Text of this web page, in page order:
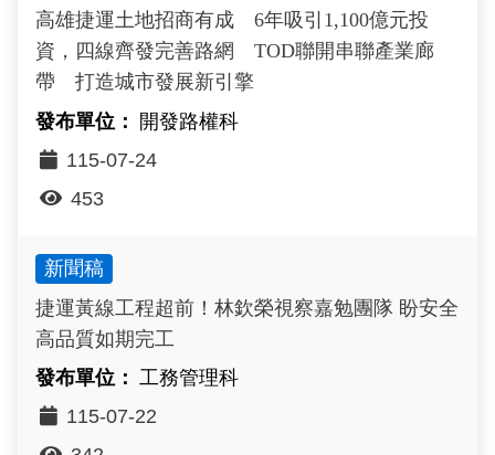
高雄捷運土地招商有成 6年吸引1,100億元投
資，四線齊發完善路網 TOD聯開串聯產業廊
帶 打造城市發展新引擎
開發路權科
115-07-24
453
新聞稿
捷運黃線工程超前！林欽榮視察嘉勉團隊 盼安全
高品質如期完工
工務管理科
115-07-22